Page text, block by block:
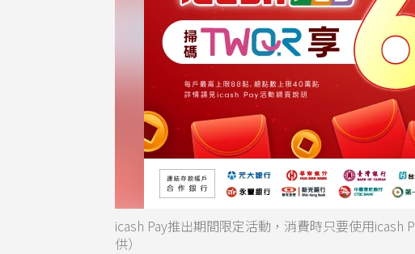
icash Pay推出期間限定活動，消費時只要使用icash
供）